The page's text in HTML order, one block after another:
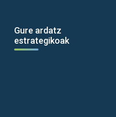
Gure ardatz
estrategikoak